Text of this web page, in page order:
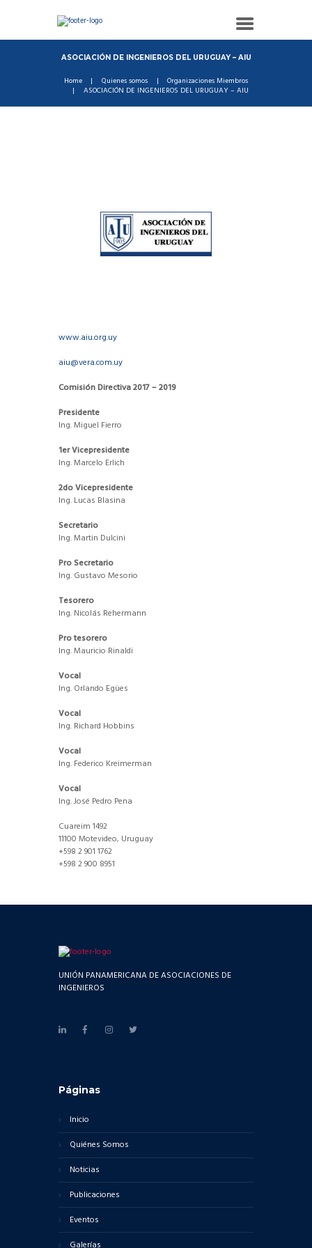
ASOCIACIÓN DE INGENIEROS DEL URUGUAY – AIU
Home Quienes somos
Organizaciones Miembros
ASOCIACIÓN DE INGENIEROS DEL URUGUAY – AIU
www.aiu.org.uy
aiu@vera.com.uy
Comisión Directiva 2017 – 2019
Presidente
Ing. Miguel Fierro
1er Vicepresidente
Ing. Marcelo Erlich
2do Vicepresidente
Ing. Lucas Blasina
Secretario
Ing. Martin Dulcini
Pro Secretario
Ing. Gustavo Mesorio
Tesorero
Ing. Nicolás Rehermann
Pro tesorero
Ing. Mauricio Rinaldi
Vocal
Ing. Orlando Egües
Vocal
Ing. Richard Hobbins
Vocal
Ing. Federico Kreimerman
Vocal
Ing. José Pedro Pena
Cuareim 1492
11100 Motevideo, Uruguay
+598 2 901 1762
+598 2 900 8951
UNIÓN PANAMERICANA DE ASOCIACIONES DE
INGENIEROS
Páginas
Inicio
Quiénes Somos
Noticias
Publicaciones
Eventos
Galerías